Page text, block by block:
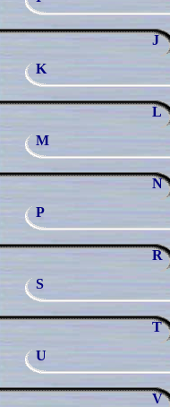
J
K
L
M
N
P
R
S
T
U
V